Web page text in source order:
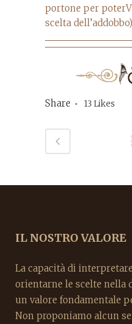
portone per
scelta
Share 13 Likes
IL NOSTRO VALORE
La capacità di
orientarne le scelte nella
un valore fondamentale
Non proponiamo alcun